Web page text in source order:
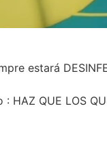
estará
QUE LOS